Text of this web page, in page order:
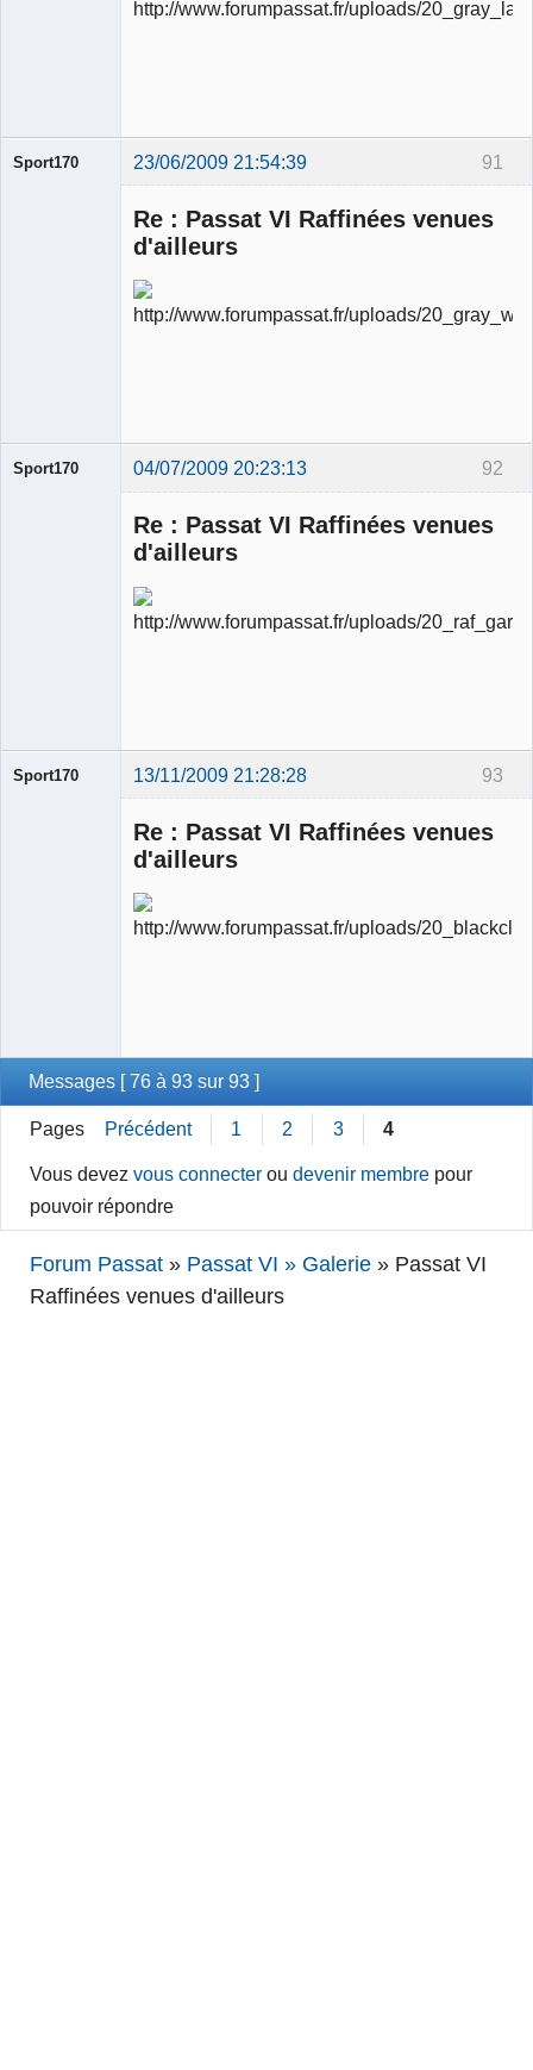
91
Sport170 23/06/2009 21:54:39
Re : Passat VI Raffinées venues
d'ailleurs
92
Sport170 04/07/2009 20:23:13
Re : Passat VI Raffinées venues
d'ailleurs
93
Sport170 13/11/2009 21:28:28
Re : Passat VI Raffinées venues
d'ailleurs
Messages [ 76 à 93 sur 93 ]
Pages Précédent 1 2 3 4
Vous devezvous connecter oudevenir membre pour
pouvoir répondre
Forum Passat » Passat VI » Galerie » Passat VI
Raffinées venues d'ailleurs